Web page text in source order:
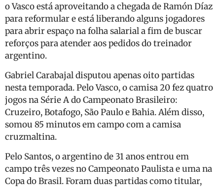
o Vasco está aproveitando a chegada de Ramón Díaz
para reformular e está liberando alguns jogadores
para abrir espaço na folha salarial a fim de buscar
reforços para atender aos pedidos do treinador
argentino.
Gabriel Carabajal disputou apenas oito partidas
nesta temporada. Pelo Vasco, o camisa 20 fez quatro
jogos na Série A do Campeonato Brasileiro:
Cruzeiro, Botafogo, São Paulo e Bahia. Além disso,
somou 85 minutos em campo com a camisa
cruzmaltina.
Pelo Santos, o argentino de 31 anos entrou em
campo três vezes no Campeonato Paulista e uma na
Copa do Brasil. Foram duas partidas como titular,